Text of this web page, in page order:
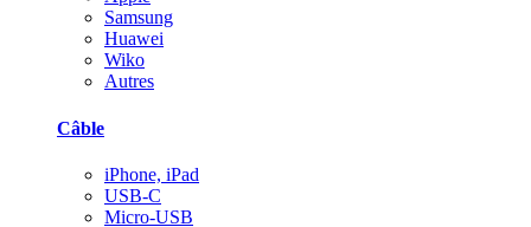
Samsung
Huawei
Wiko
Autres
Câble
iPhone, iPad
USB-C
Micro-USB